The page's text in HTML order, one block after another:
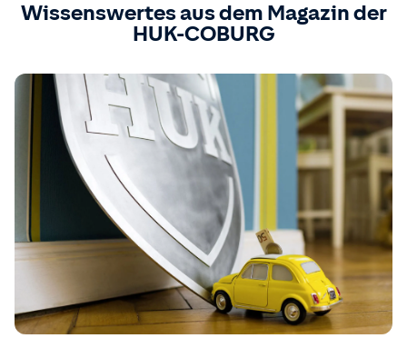
Wissenswertes aus dem Magazin der
HUK-COBURG